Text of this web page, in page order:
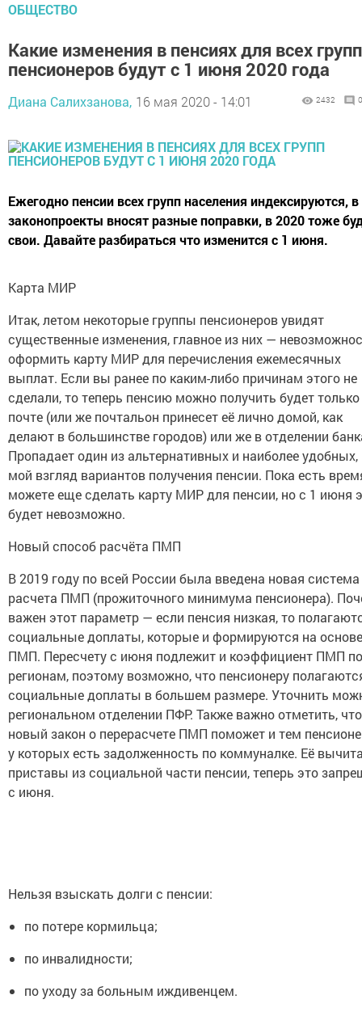
ОБЩЕСТВО
Какие изменения в пенсиях для всех групп
пенсионеров будут с 1 июня 2020 года
Диана Салихзанова, 16 мая 2020 - 14:01 2432 0
Ежегодно пенсии всех групп населения индексируются, в
законопроекты вносят разные поправки, в 2020 тоже
свои. Давайте разбираться что изменится с 1 июня.
Карта МИР
Итак, летом некоторые группы пенсионеров увидят
существенные изменения, главное из них —
оформить карту МИР для перечисления ежемесячных
выплат. Если вы ранее по каким-либо причинам этого не
сделали, то теперь пенсию можно получить будет
почте (или же почтальон принесет её лично домой, как
делают в большинстве городов) или же в отделении
Пропадает один из альтернативных и наиболее удобных,
мой взгляд вариантов получения пенсии. Пока есть
можете еще сделать карту МИР для пенсии, но с 1 июня
будет невозможно.
Новый способ расчёта ПМП
В 2019 году по всей России была введена новая
расчета ПМП (прожиточного минимума пенсионера).
важен этот параметр — если пенсия низкая, то
социальные доплаты, которые и формируются на основе
ПМП. Пересчету с июня подлежит и коэффициент ПМП по
регионам, поэтому возможно, что пенсионеру
социальные доплаты в большем размере. Уточнить
региональном отделении ПФР. Также важно отметить, что
новый закон о перерасчете ПМП поможет и тем
у которых есть задолженность по коммуналке. Её
приставы из социальной части пенсии, теперь это
с июня.
Нельзя взыскать долги с пенсии:
по потере кормильца;
по инвалидности;
по уходу за больным иждивенцем.